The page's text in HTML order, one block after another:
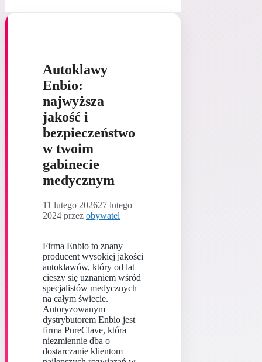
Autoklawy
Enbio:
najwyższa
jakość i
bezpieczeństwo
w twoim
gabinecie
medycznym
11 lutego 202627 lutego
2024 przez obywatel
Firma Enbio to znany
producent wysokiej jakości
autoklawów, który od lat
cieszy się uznaniem wśród
specjalistów medycznych
na całym świecie.
Autoryzowanym
dystrybutorem Enbio jest
firma PureClave, która
niezmiennie dba o
dostarczanie klientom